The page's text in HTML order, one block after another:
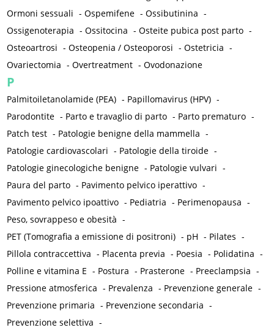
Ormoni sessuali -Ospemifene -Ossibutinina -
Ossigenoterapia -Ossitocina -Osteite pubica post parto -
Osteoartrosi -Osteopenia / Osteoporosi -Ostetricia -
Ovariectomia -Overtreatment -Ovodonazione
P
Palmitoiletanolamide (PEA) - Papillomavirus (HPV) -
Parodontite - Parto e travaglio di parto - Parto prematuro -
Patch test - Patologie benigne della mammella -
Patologie cardiovascolari - Patologie della tiroide -
Patologie ginecologiche benigne - Patologie vulvari -
Paura del parto - Pavimento pelvico iperattivo -
Pavimento pelvico ipoattivo - Pediatria - Perimenopausa -
Peso, sovrappeso e obesità -
PET (Tomografia a emissione di positroni) - pH - Pilates -
Pillola contraccettiva - Placenta previa - Poesia - Polidatina -
Polline e vitamina E - Postura - Prasterone - Preeclampsia -
Pressione atmosferica - Prevalenza - Prevenzione generale -
Prevenzione primaria - Prevenzione secondaria -
Prevenzione selettiva -